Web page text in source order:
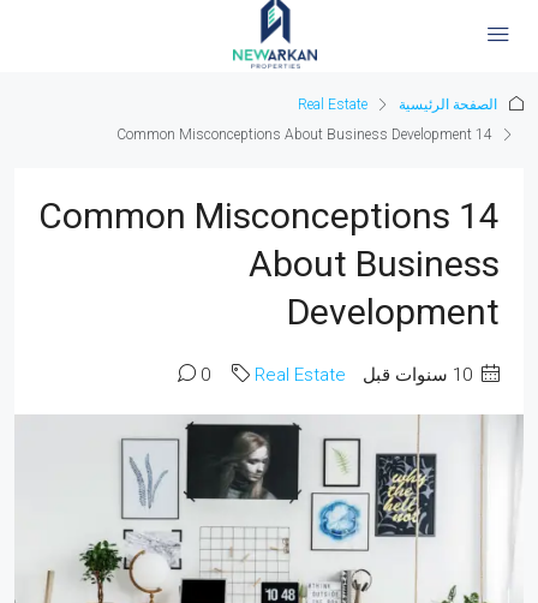
الصفحة الرئيسية
Real Estate
14 Common Misconceptions About Business Development
14 Common Misconceptions
About Business
Development
Real Estate
0